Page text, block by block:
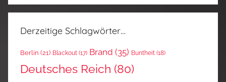
Derzeitige Schlagwörter…
Berlin (21) Blackout (17) Brand (35) Buntheit (18)
Deutsches Reich (80)